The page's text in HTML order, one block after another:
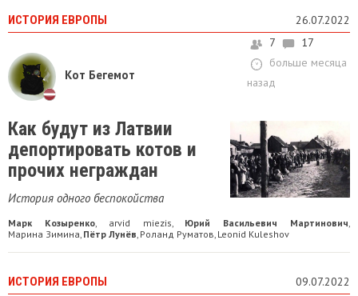
ИСТОРИЯ ЕВРОПЫ 26.07.2022
Кот Бегемот
7
17
больше месяца
назад
Как будут из Латвии
депортировать котов и
прочих неграждан
История одного беспокойства
Марк Козыренко, arvid miezis Юрий Васильевич Мартинович
Марина Зимина Пётр Лунёв Роланд Руматов Leonid Kuleshov
ИСТОРИЯ ЕВРОПЫ 09.07.2022